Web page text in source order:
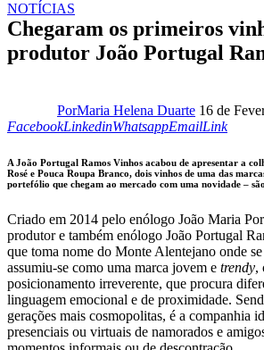
NOTÍCIAS
Chegaram os primeiros
produtor João Portugal
PorMaria Helena Duarte 16 de
FacebookLinkedin
LinkedinWhatsapp
WhatsappEmail
EmailCopy
clipboard
Link
A João Portugal Ramos Vinhos acabou de apresentar a
Rosé e Pouca Roupa Branco, dois vinhos de uma das
portefólio que chegam ao mercado com uma novidade –
Criado em 2014 pelo enólogo João Maria
produtor e também enólogo João Portugal
que toma nome do Monte Alentejano onde
assumiu-se como uma marca jovem e trendy,
posicionamento irreverente, que procura
linguagem emocional e de proximidade.
gerações mais cosmopolitas, é a companhia
presenciais ou virtuais de namorados e